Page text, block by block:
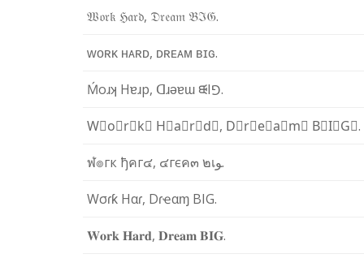
𝔚𝔬𝔯𝔨 ℌ𝔞𝔯𝔡, 𝔇𝔯𝔢𝔞𝔪 𝔅ℑ𝔊.
ᴡᴏʀᴋ ʜᴀʀᴅ, ᴅʀᴇᴀᴍ ʙɪɢ.
Ḿoɹʞ Hɐɹp, ᗡɹǝɐɯ ᙠI⅁.
W⃣o⃣r⃣k⃣ H⃣a⃣r⃣d⃣, D⃣r⃣e⃣a⃣m⃣ B⃣I⃣G⃣.
ฬ๏гк ђคг๔, ๔гєค๓ ๒เﻮ.
Wσɾƙ Hαɾ, Dɾҽαɱ BIG.
𝐖𝐨𝐫𝐤𝐇𝐚𝐫𝐝, 𝐃𝐫𝐞𝐚𝐦𝐁𝐈𝐆.